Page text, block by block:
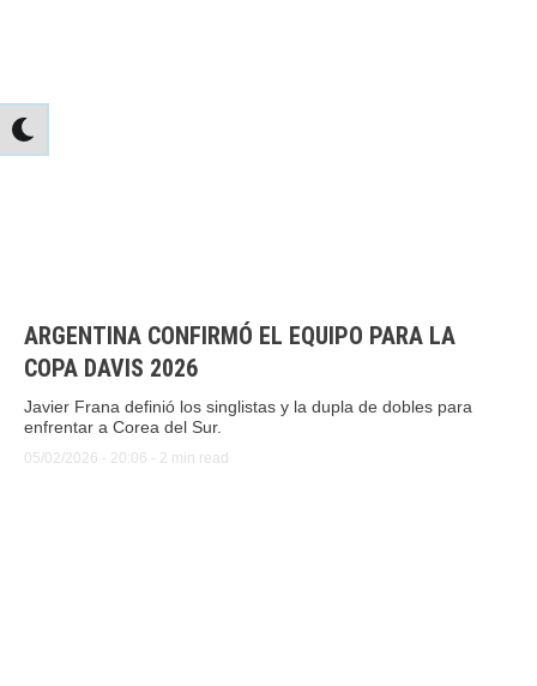
ARGENTINA CONFIRMÓ EL EQUIPO PARA LA
COPA DAVIS 2026
Javier Frana definió los singlistas y la dupla de dobles para
enfrentar a Corea del Sur.
05/02/2026 - 20:06 - 2 min read